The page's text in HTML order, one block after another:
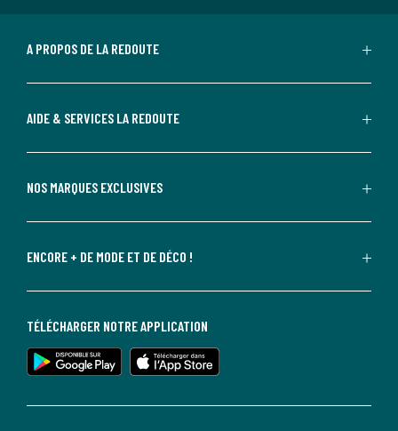
A PROPOS DE LA REDOUTE
AIDE & SERVICES LA REDOUTE
NOS MARQUES EXCLUSIVES
ENCORE + DE MODE ET DE DÉCO !
TÉLÉCHARGER NOTRE APPLICATION